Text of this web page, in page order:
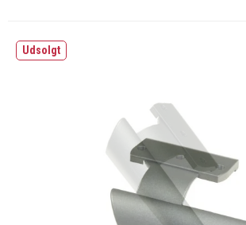
Udsolgt